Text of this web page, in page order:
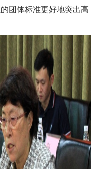
团体标准更好地突出高